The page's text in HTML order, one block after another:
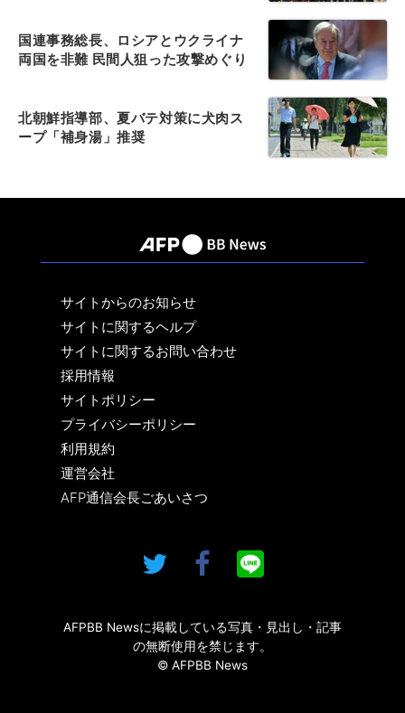
国連事務総長、ロシアとウクライナ
両国を非難 民間人狙った攻撃めぐり
北朝鮮指導部、夏バテ対策に犬肉ス
ープ「補身湯」推奨
サイトからのお知らせ
サイトに関するヘルプ
サイトに関するお問い合わせ
採用情報
サイトポリシー
プライバシーポリシー
利用規約
運営会社
AFP通信会長ごあいさつ
AFPBB Newsに掲載している写真・見出し・記事
の無断使用を禁じます。
© AFPBB News